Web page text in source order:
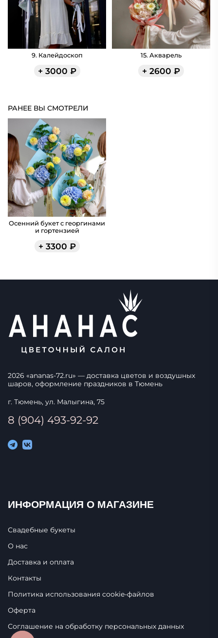
9. Калейдоскоп
+ 3000 ₽
15. Акварель
+ 2600 ₽
РАНЕЕ ВЫ СМОТРЕЛИ
Осенний букет с георгинами
и гортензией
+ 3300 ₽
2026 «ananas-72.ru» — доставка цветов и воздушных
шаров, оформление праздников в Тюмень
г. Тюмень, ул. Малыгина, 75
8 (904) 493-92-92
ИНФОРМАЦИЯ О МАГАЗИНЕ
Свадебные букеты
О нас
Доставка и оплата
Контакты
Политика использования cookie-фaйлoв
Оферта
Соглашение на обработку персональных данных